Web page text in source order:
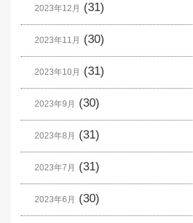
2023年12月 (31)
2023年11月 (30)
2023年10月 (31)
2023年9月 (30)
2023年8月 (31)
2023年7月 (31)
2023年6月 (30)